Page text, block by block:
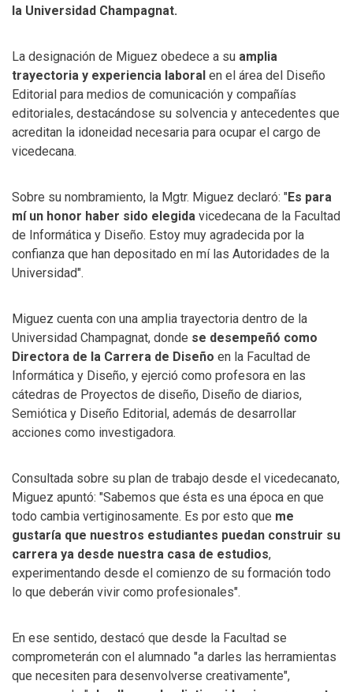
la Universidad Champagnat.
La designación de Miguez obedece a su amplia
trayectoria y experiencia laboral en el área del Diseño
Editorial para medios de comunicación y compañías
editoriales, destacándose su solvencia y antecedentes que
acreditan la idoneidad necesaria para ocupar el cargo de
vicedecana.
Sobre su nombramiento, la Mgtr. Miguez declaró: "Es para
mí un honor haber sido elegida vicedecana de la Facultad
de Informática y Diseño. Estoy muy agradecida por la
confianza que han depositado en mí las Autoridades de la
Universidad".
Miguez cuenta con una amplia trayectoria dentro de la
Universidad Champagnat, donde se desempeñó como
Directora de la Carrera de Diseño en la Facultad de
Informática y Diseño, y ejerció como profesora en las
cátedras de Proyectos de diseño, Diseño de diarios,
Semiótica y Diseño Editorial, además de desarrollar
acciones como investigadora.
Consultada sobre su plan de trabajo desde el vicedecanato,
Miguez apuntó: "Sabemos que ésta es una época en que
todo cambia vertiginosamente. Es por esto que me
gustaría que nuestros estudiantes puedan construir su
carrera ya desde nuestra casa de estudios,
experimentando desde el comienzo de su formación todo
lo que deberán vivir como profesionales".
En ese sentido, destacó que desde la Facultad se
comprometerán con el alumnado "a darles las herramientas
que necesiten para desenvolverse creativamente",